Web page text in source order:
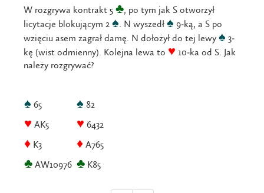
W rozgrywa kontrakt 5 ♣, po tym jak S otworzył
licytacje blokującym 2 ♠. N wyszedł ♠ 9-ką, a S po
wzięciu asem zagrał damę. N dołożył do tej lewy ♠ 3-
kę (wist odmienny). Kolejna lewa to ♥ 10-ka od S. Jak
należy rozgrywać?
♠ 65
♥ AK5
♦ K3
♣ AW10976
♠ 82
♥ 6432
♦ A765
♣ K85